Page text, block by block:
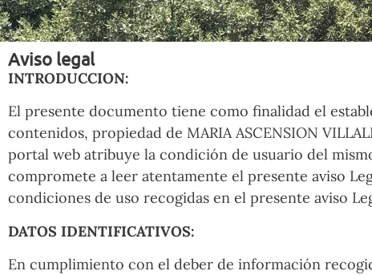
Aviso legal
INTRODUCCION:
El presente documento tiene como finalidad el
contenidos, propiedad de MARIA ASCENSION
portal web atribuye la condición de usuario del
compromete a leer atentamente el presente aviso
condiciones de uso recogidas en el presente aviso
DATOS IDENTIFICATIVOS:
En cumplimiento con el deber de información